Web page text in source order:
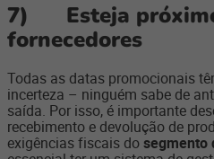
7) Esteja
fornecedores
Todas as datas promocionais
incerteza – ninguém sabe de
saída. Por isso, é importante
recebimento e devolução de
exigências fiscais dosegmento